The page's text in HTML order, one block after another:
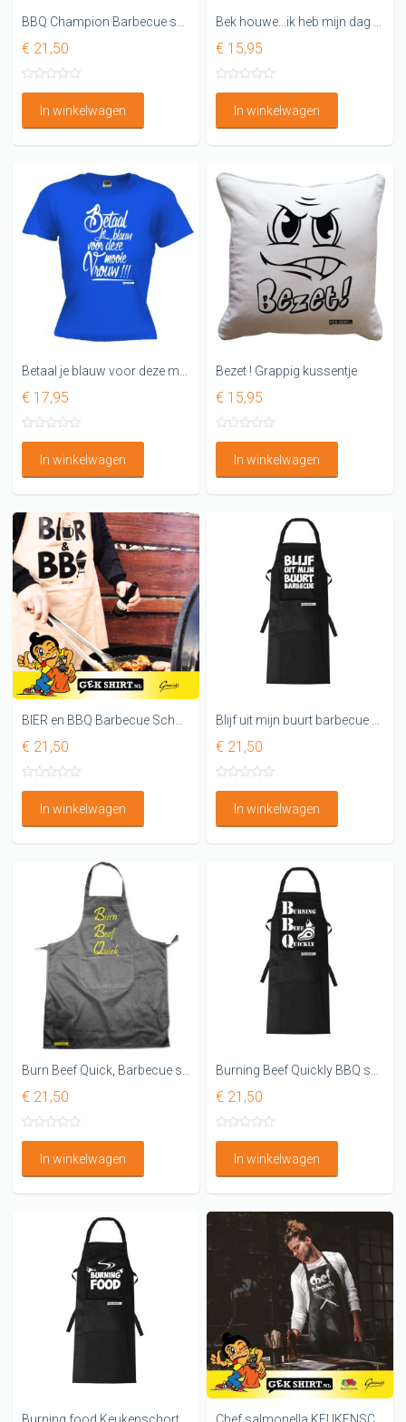
€ 21,50
In winkelwagen
€ 15,95
In winkelwagen
Betaal je blauw voor deze mooie vrouw! Grappig Dames shirt
€ 17,95
In winkelwagen
Bezet ! Grappig kussentje
€ 15,95
In winkelwagen
BIER en BBQ Barbecue Schort
€ 21,50
In winkelwagen
Blijf uit mijn buurt barbecue Grappig BBQ schort
€ 21,50
In winkelwagen
€ 21,50
In winkelwagen
€ 21,50
In winkelwagen
Burning food Keukenschort